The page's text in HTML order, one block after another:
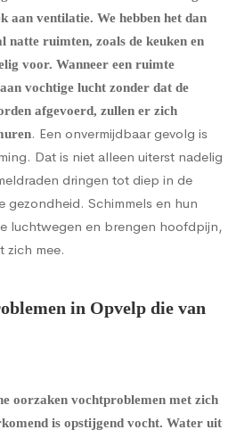
aan ventilatie. We hebben het dan
natte ruimten, zoals de keuken en
voor. Wanneer een ruimte
vochtige lucht zonder dat de
afgevoerd, zullen er zich
. Een onvermijdbaar gevolg is
Dat is niet alleen uiterst nadelig
dringen tot diep in de
gezondheid. Schimmels en hun
luchtwegen en brengen hoofdpijn,
zich mee.
in Opvelp die van
oorzaken vochtproblemen met zich
is opstijgend vocht. Water uit